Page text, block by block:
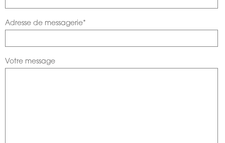
Adresse de messagerie*
Votre message